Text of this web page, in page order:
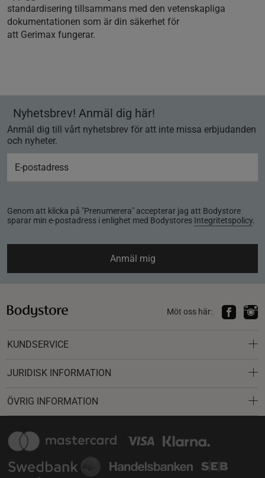
standardisering tillsammans med den vetenskapliga
dokumentationen som är din säkerhet för
att Gerimax fungerar.
Nyhetsbrev! Anmäl dig här!
Anmäl dig till vårt nyhetsbrev för att inte missa erbjudanden
och nyheter.
Genom att klicka på "Prenumerera" accepterar jag att Bodystore
sparar min e-postadress i enlighet med Bodystores Integritetspolicy.
Anmäl mig
Möt oss här:
KUNDSERVICE
JURIDISK INFORMATION
ÖVRIG INFORMATION